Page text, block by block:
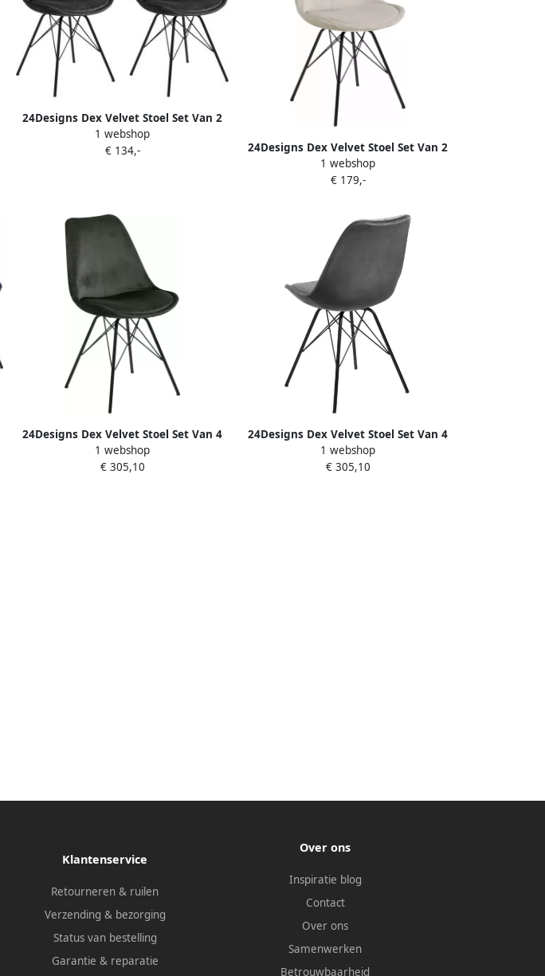
24Designs Dex Velvet Stoel Set Van 2
Donkergrijs Fluweel Zwart Metalen
Onderstel
1 webshop
€ 134,-
24Designs Dex Velvet Stoel Set Van 2
Zand Fluweel Zwart Metalen Onderstel
1 webshop
€ 179,-
24Designs Dex Velvet Stoel Set Van 4
Bosgroen Fluweel Zwart
1 webshop
€ 305,10
24Designs Dex Velvet Stoel Set Van 4
Donkergrijs Fluweel Zwart
1 webshop
€ 305,10
Klantenservice
Retourneren & ruilen
Verzending & bezorging
Status van bestelling
Garantie & reparatie
Over ons
Inspiratie blog
Contact
Over ons
Samenwerken
Betrouwbaarheid